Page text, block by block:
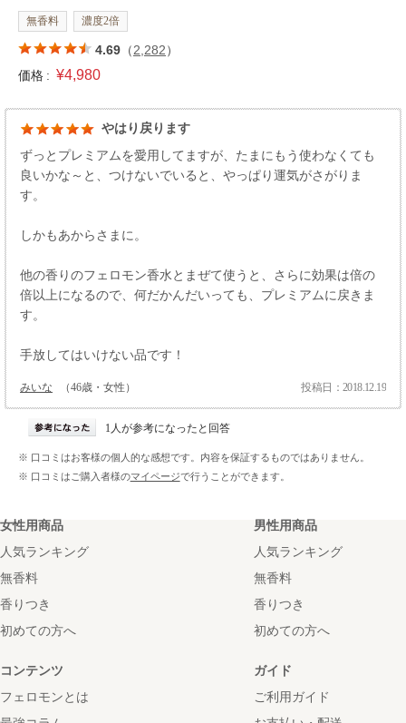
無香料 濃度2倍
4.69 （2,282）
価格 : ¥4,980
やはり戻ります
ずっとプレミアムを愛用してますが、たまにもう使わなくても
良いかな～と、つけないでいると、やっぱり運気がさがりま
す。
しかもあからさまに。
他の香りのフェロモン香水とまぜて使うと、さらに効果は倍の
倍以上になるので、何だかんだいっても、プレミアムに戻きま
す。
手放してはいけない品です！
みいな （46歳・女性） 投稿日：2018.12.19
1人が参考になったと回答
※ 口コミはお客様の個人的な感想です。内容を保証するものではありません。
※ 口コミはご購入者様のマイページで行うことができます。
女性用商品
人気ランキング
無香料
香りつき
初めての方へ
男性用商品
人気ランキング
無香料
香りつき
初めての方へ
コンテンツ
フェロモンとは
ガイド
ご利用ガイド